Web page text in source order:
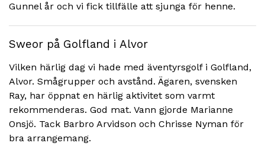
Gunnel år och vi fick tillfälle att sjunga för henne.
Sweor på Golfland i Alvor
Vilken härlig dag vi hade med äventyrsgolf i Golfland,
Alvor. Smågrupper och avstånd. Ägaren, svensken
Ray, har öppnat en härlig aktivitet som varmt
rekommenderas. God mat. Vann gjorde Marianne
Onsjö. Tack Barbro Arvidson och Chrisse Nyman för
bra arrangemang.